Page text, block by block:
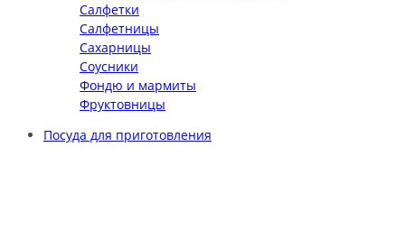
Салфетки
Салфетницы
Сахарницы
Соусники
Фондю и мармиты
Фруктовницы
Посуда для приготовления